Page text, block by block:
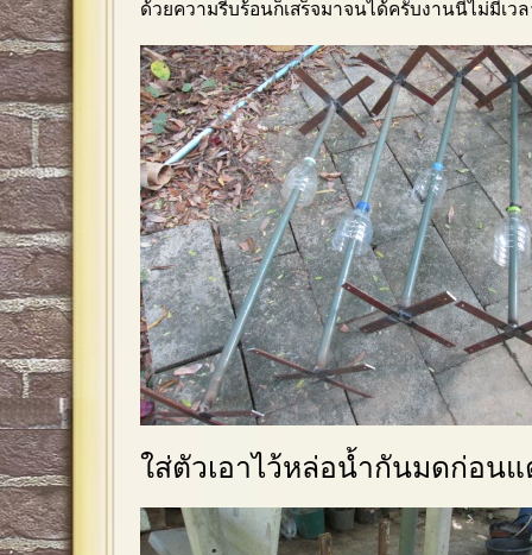
ด้วยความรีบร้อนก็เสร็จมาจนได้ครับงานนี้ไม่มีเวล
ใส่ตัวเอาไว้หล่อน้ำกันมดก่อนแ